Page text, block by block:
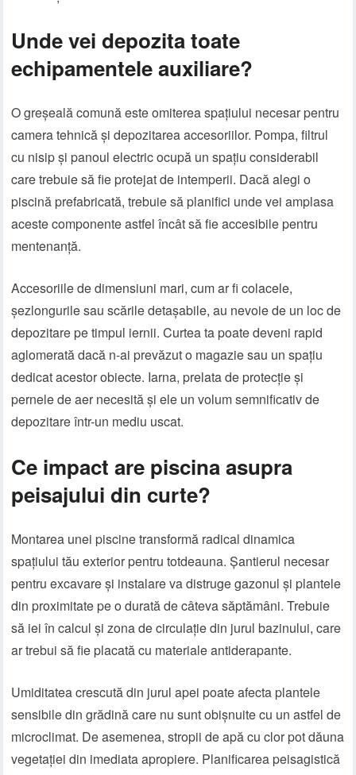
Unde vei depozita toate
echipamentele auxiliare?
O greșeală comună este omiterea spațiului necesar pentru
camera tehnică și depozitarea accesoriilor. Pompa, filtrul
cu nisip și panoul electric ocupă un spațiu considerabil
care trebuie să fie protejat de intemperii. Dacă alegi o
piscină prefabricată, trebuie să planifici unde vei amplasa
aceste componente astfel încât să fie accesibile pentru
mentenanță.
Accesoriile de dimensiuni mari, cum ar fi colacele,
șezlongurile sau scările detașabile, au nevoie de un loc de
depozitare pe timpul iernii. Curtea ta poate deveni rapid
aglomerată dacă n-ai prevăzut o magazie sau un spațiu
dedicat acestor obiecte. Iarna, prelata de protecție și
pernele de aer necesită și ele un volum semnificativ de
depozitare într-un mediu uscat.
Ce impact are piscina asupra
peisajului din curte?
Montarea unei piscine transformă radical dinamica
spațiului tău exterior pentru totdeauna. Șantierul necesar
pentru excavare și instalare va distruge gazonul și plantele
din proximitate pe o durată de câteva săptămâni. Trebuie
să iei în calcul și zona de circulație din jurul bazinului, care
ar trebui să fie placată cu materiale antiderapante.
Umiditatea crescută din jurul apei poate afecta plantele
sensibile din grădină care nu sunt obișnuite cu un astfel de
microclimat. De asemenea, stropii de apă cu clor pot dăuna
vegetației din imediata apropiere. Planificarea peisagistică